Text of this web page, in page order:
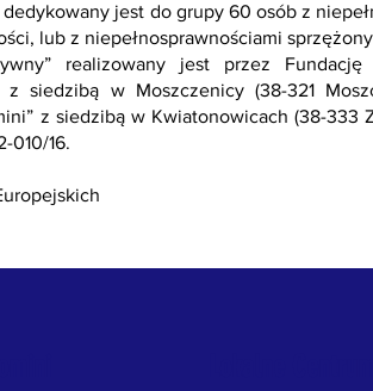
jest do grupy 60 osób z
lub z niepełnosprawnościami
realizowany jest przez Fundację
z siedzibą w Moszczenicy (38-321
z siedzibą w Kwiatonowicach (38-333
010/16.